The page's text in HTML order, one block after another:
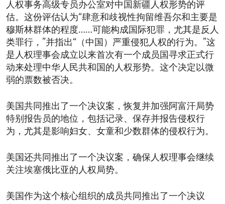
人权事务高级专员办公室对中国新疆人权形势的评
估。这份评估认为“肆意和歧视性拘留维吾尔和主要是
穆斯林群体的程度……可能构成国际犯罪，尤其是反人
类罪行，”并指出“（中国）严重侵犯人权的行为。”这
是人权理事会成立以来首次有一个成员国寻求正式行
动来处理中华人民共和国的人权形势。这个决定以微
弱的票数被否决。
美国共同推出了一个决议案，恢复并加强阿富汗局势
特别报告员的地位，包括记录、保存并报告侵权行
为，尤其是影响妇女、女童和少数群体的侵权行为。
美国还共同推出了一个决议案，确保人权理事会继续
关注埃塞俄比亚的人权局势。
美国作为这个核心组织的成员共同推出了一个决议